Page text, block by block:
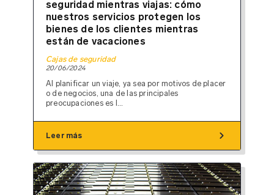
seguridad mientras viajas: cómo
nuestros servicios protegen los
bienes de los clientes mientras
están de vacaciones
Cajas de seguridad
20/06/2024
Al planificar un viaje, ya sea por motivos de placer
o de negocios, una de las principales
preocupaciones es l...
Leer más chevron_right